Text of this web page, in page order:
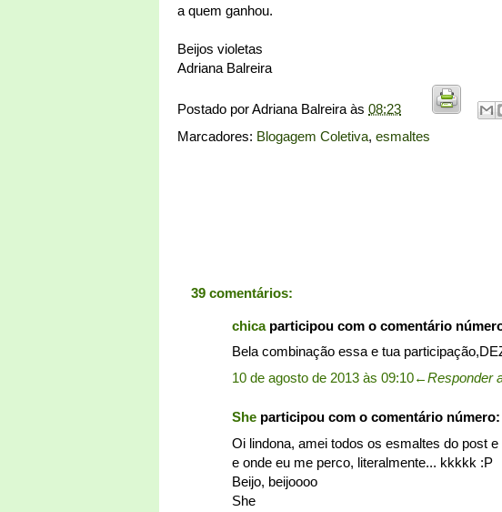
a quem ganhou.
Beijos violetas
Adriana Balreira
Postado porAdriana Balreira às 08:23
Marcadores: Blogagem Coletiva, esmaltes
39 comentários:
chicaparticipou com o comentário
Bela combinação essa e tua
10 de agosto de 2013 às 09:10←Responder
She participou com o comentário número:
Oi lindona, amei todos os esmaltes do post
e onde eu me perco, literalmente... kkkkk :P
Beijo, beijoooo
She